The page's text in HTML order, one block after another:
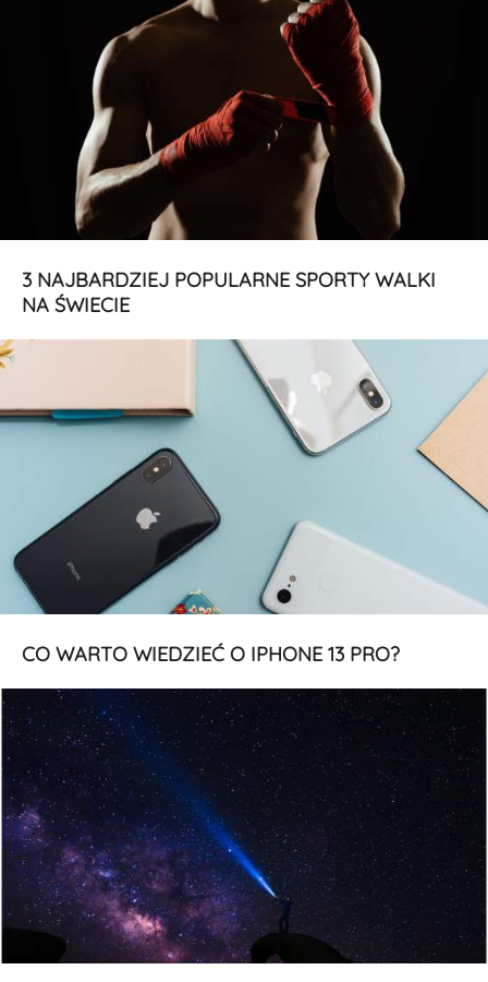
3 NAJBARDZIEJ POPULARNE SPORTY WALKI
NA ŚWIECIE
CO WARTO WIEDZIEĆ O IPHONE 13 PRO?